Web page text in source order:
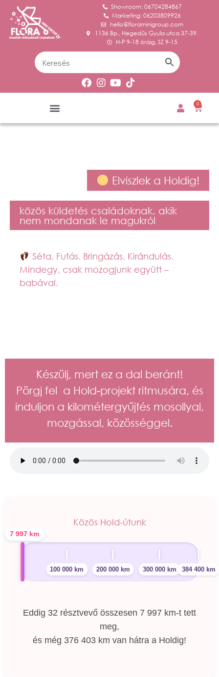
Showroom: 06704284867
Marketing: 06203809926
hello@floraminigroup.com
1136 Bp., Hegedűs Gyula utca 37-39.
H-P 9-18 óráig, SZ 9-15
0
Elviszlek a Holdig!
közös küldetés családoknak, akik
nem mondanak le magukról
Séta. Futás. Bringázás. Kirándulás.
Mindegy, csak mozogjunk együtt –
babával.
Készülj, mert ez a dal beránt!
Pörgj fel a Hold-projekt ritmusára, és
induljon a kilométergyűjtés mosollyal,
mozgással, közösséggel.
Közös Hold-útunk
100 000 km 200 000 km 300 000 km 384 400 km
7 997 km
Eddig 32 résztvevő összesen 7 997 km-t tett
meg,
és még 376 403 km van hátra a Holdig!